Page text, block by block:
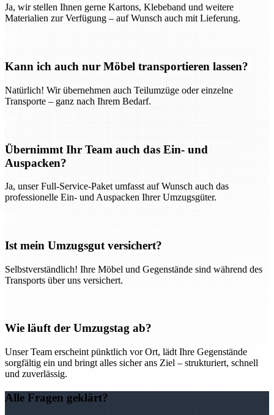
Ja, wir stellen Ihnen gerne Kartons, Klebeband und weitere
Materialien zur Verfügung – auf Wunsch auch mit Lieferung.
Kann ich auch nur Möbel transportieren lassen?
Natürlich! Wir übernehmen auch Teilumzüge oder einzelne
Transporte – ganz nach Ihrem Bedarf.
Übernimmt Ihr Team auch das Ein- und
Auspacken?
Ja, unser Full-Service-Paket umfasst auf Wunsch auch das
professionelle Ein- und Auspacken Ihrer Umzugsgüter.
Ist mein Umzugsgut versichert?
Selbstverständlich! Ihre Möbel und Gegenstände sind während des
Transports über uns versichert.
Wie läuft der Umzugstag ab?
Unser Team erscheint pünktlich vor Ort, lädt Ihre Gegenstände
sorgfältig ein und bringt alles sicher ans Ziel – strukturiert, schnell
und zuverlässig.
Alle Fragen geklärt?